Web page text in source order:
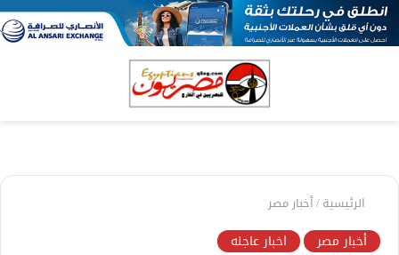
الرئيسية/أخبار مصر
أخبار مصر اخبار عاجله